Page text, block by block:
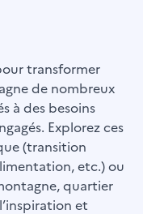
transformer
de nombreux
à des besoins
Explorez ces
(transition
etc.) ou
quartier
et